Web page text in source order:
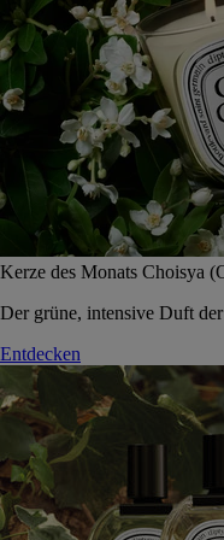
Kerze des Monats Choisya
Der grüne, intensive Duft
Entdecken